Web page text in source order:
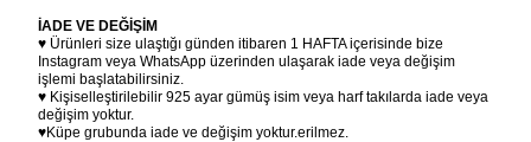
İADE VE DEĞİŞİM
♥ Ürünleri size ulaştığı günden itibaren 1 HAFTA içerisinde bize
Instagram veya WhatsApp üzerinden ulaşarak iade veya değişim
işlemi başlatabilirsiniz.
♥ Kişiselleştirilebilir 925 ayar gümüş isim veya harf takılarda iade veya
değişim yoktur.
♥Küpe grubunda iade ve değişim yoktur.erilmez.